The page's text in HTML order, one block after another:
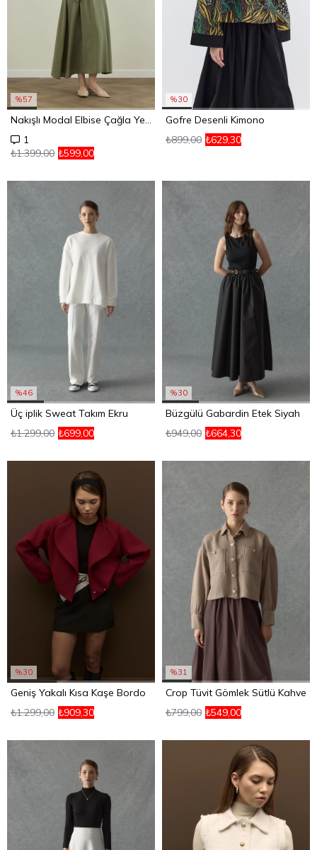
%57
Nakışlı Modal Elbise Çağla Yeşili
1
₺599,00
₺1.399,00
%30
Gofre Desenli Kimono
₺629,30
₺899,00
%46
Üç iplik Sweat Takım Ekru
₺699,00
₺1.299,00
%30
Büzgülü Gabardin Etek Siyah
₺664,30
₺949,00
%30
Geniş Yakalı Kısa Kaşe Bordo
₺909,30
₺1.299,00
%31
Crop Tüvit Gömlek Sütlü Kahve
₺549,00
₺799,00